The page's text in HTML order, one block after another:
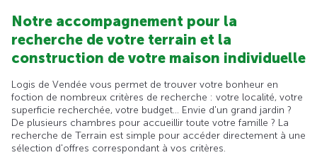
Notre accompagnement pour la
recherche de votre terrain et la
construction de votre maison individuelle
Logis de Vendée vous permet de trouver votre bonheur en
foction de nombreux critères de recherche : votre localité, votre
superficie recherchée, votre budget... Envie d'un grand jardin ?
De plusieurs chambres pour accueillir toute votre famille ? La
recherche de Terrain est simple pour accéder directement à une
sélection d'offres correspondant à vos critères.